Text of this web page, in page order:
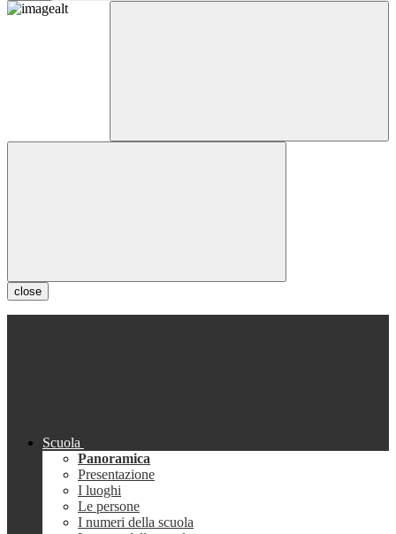
close
Scuola
Panoramica
Presentazione
I luoghi
Le persone
I numeri della scuola